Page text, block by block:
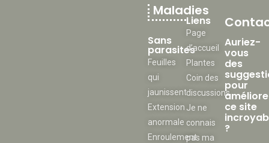
Maladies
Sans
parasites
Feuilles
qui
jaunissent
Extension
anormale
Enroulement
Liens
Page
d’accueil
Plantes
Coin des
discussions
Je ne
connais
pas ma
Auriez-
vous
des
pour
ce site
?